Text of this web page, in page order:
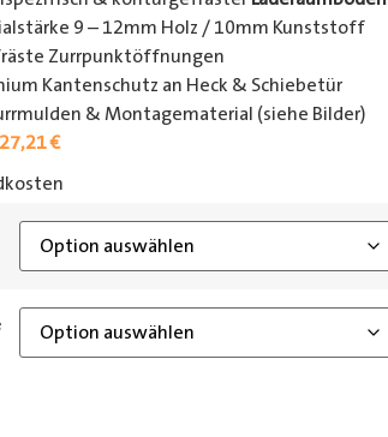
9 – 12mm Holz / 10mm Kunststoff
Zurrpunktöffnungen
Kantenschutz an Heck & Schiebetür
& Montagematerial (siehe Bilder)
€